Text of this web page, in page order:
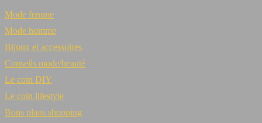
Mode femme
Mode homme
Bijoux et accessoires
Conseils mode/beauté
Le coin DIY
Le coin lifestyle
Bons plans shopping